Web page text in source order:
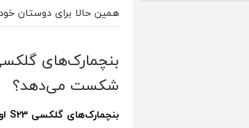
همین حالا برای دوستان
شکست می‌دهد؟
بنچمارک‌های گلکسی S23 اولترا